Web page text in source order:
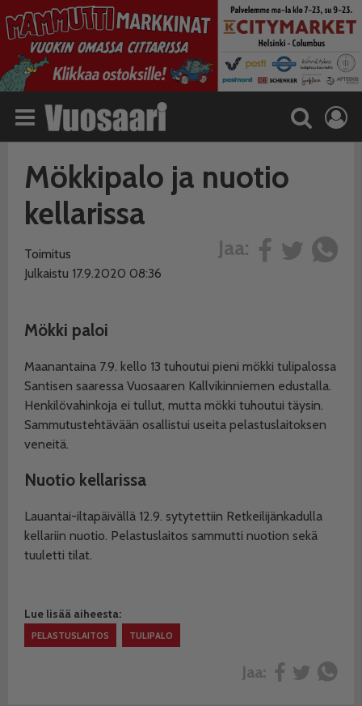
Mökkipalo ja nuotio
kellarissa
Jaa:
Toimitus
Julkaistu 17.9.2020 08:36
Mökki paloi
Maanantaina 7.9. kello 13 tuhoutui pieni mökki tulipalossa
Santisen saaressa Vuosaaren Kallvikinniemen edustalla.
Henkilövahinkoja ei tullut, mutta mökki tuhoutui täysin.
Sammutustehtävään osallistui useita pelastuslaitoksen
veneitä.
Nuotio kellarissa
Lauantai-iltapäivällä 12.9. sytytettiin Retkeilijänkadulla
kellariin nuotio. Pelastuslaitos sammutti nuotion sekä
tuuletti tilat.
Lue lisää aiheesta:
PELASTUSLAITOS TULIPALO
Jaa: